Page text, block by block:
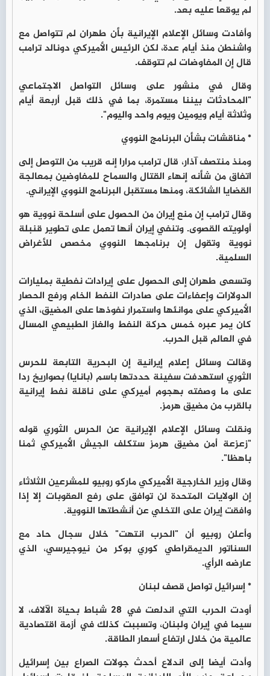
لم يوقعا عليه بعد.
وأفادت وسائل الإعلام الإيرانية بأن طهران لم تتواصل مع
واشنطن منذ أيام عدة، لكن الرئيس الأميركي دونالد ترامب
قال إن المفاوضات لم تتوقف.
وقال في منشور على وسائل التواصل الاجتماعي
"المحادثات بيننا مستمرة، بما في ذلك قبل أربعة أيام
وثلاثة أيام ويومين ويوم واحد واليوم".
* مناقشات بشأن البرنامج النووي
ومنذ منتصف آذار، قال ترامب مرارا إنه قريب من التوصل إلى
اتفاق من شأنه إنهاء القتال والسماح للمفاوضين بمعالجة
القضايا الشائكة، ومنها مستقبل البرنامج النووي الإيراني.
وقال ترامب إن منع إيران من الحصول على أسلحة نووية هو
أولويته القصوى. وتنفي إيران أنها تعمل على تطوير قنبلة
نووية وتقول إن برنامجها النووي مخصص للأغراض
السلمية.
وتسعى طهران إلى الحصول على إيرادات نفطية بمليارات
الدولارات وإعفاءات على صادرات النفط الخام ورفع الحصار
الأميركي على موانئها واستمرار نفوذها على المضيق، الذي
كان يمر عبره خمس حركة النفط والغاز الطبيعي المسال
في العالم قبل الحرب.
وقالت وسائل إعلام إيرانية إن البحرية التابعة للحرس
الثوري استهدفت سفينة حددتها باسم (بانايا) بصواريخ ردا
على ما وصفته بهجوم أميركي على ناقلة نفط إيرانية
بالقرب من مضيق هرمز.
ونقلت وسائل الإعلام الإيرانية عن الحرس الثوري قوله
"زعزعة أمن مضيق هرمز ستكلف الجيش الأميركي ثمنا
باهظا".
وقال وزير الخارجية الأميركي ماركو روبيو للمشرعين الثلاثاء
إن الولايات المتحدة لن توافق على رفع العقوبات إلا إذا
وافقت إيران على التخلي عن أنشطتها النووية.
وأعلن روبيو أن "الحرب انتهت" خلال سجال حاد مع
السناتور الديمقراطي كوري بوكر من نيوجيرسي، الذي
عارضه الرأي.
* إسرائيل تواصل قصف لبنان
أودت الحرب التي اندلعت في 28 شباط بحياة الآلاف، لا
سيما في إيران ولبنان، وتسببت كذلك في أزمة اقتصادية
عالمية من خلال ارتفاع أسعار الطاقة.
وأدت أيضا إلى اندلاع أحدث جولات الصراع بين إسرائيل